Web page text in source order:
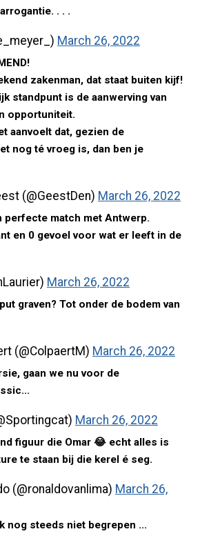
. . .
March 26, 2022
zakenman, dat staat buiten kijf!
standpunt is de aanwerving van
opportuniteit.
aanvoelt dat, gezien de
nog té vroeg is, dan ben je
(@GeestDen) March 26, 2022
perfecte match met Antwerp.
en 0 gevoel voor wat er leeft in de
March 26, 2022
graven? Tot onder de bodem van
(@ColpaertM) March 26, 2022
gaan we nu voor de
March 26, 2022
figuur die Omar 😂 echt alles is
te staan bij die kerel é seg.
(@ronaldovanlima) March 26,
nog steeds niet begrepen ...